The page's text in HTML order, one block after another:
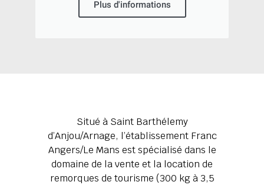
Plus d'informations
Situé à Saint Barthélemy
d’Anjou/Arnage, l’établissement Franc
Angers/Le Mans est spécialisé dans le
domaine de la vente et la location de
remorques de tourisme (300 kg à 3,5